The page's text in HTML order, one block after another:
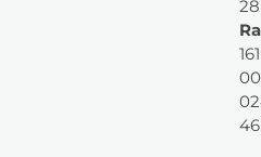
28
46